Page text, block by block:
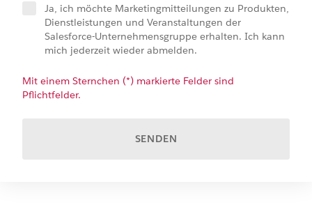
Ja, ich möchte Marketingmitteilungen zu Produkten,
Dienstleistungen und Veranstaltungen der
Salesforce-Unternehmensgruppe erhalten. Ich kann
mich jederzeit wieder abmelden.
Mit einem Sternchen (*) markierte Felder sind
Pflichtfelder.
SENDEN